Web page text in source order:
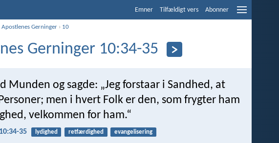
Emner Tilfældigt vers Abonner
Apostlenes Gerninger › 10
Gerninger 10:34-35
Munden og sagde: „Jeg forstaar i Sandhed, at
men i hvert Folk er den, som frygter ham
velkommen for ham.“
35 lydighed retfærdighed evangelisering